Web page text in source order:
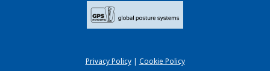
Privacy Policy| Cookie Policy